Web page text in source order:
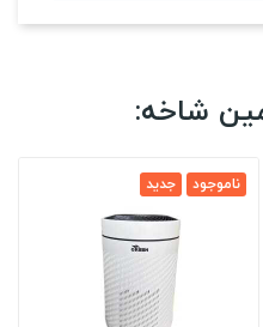
جدید ناموجود